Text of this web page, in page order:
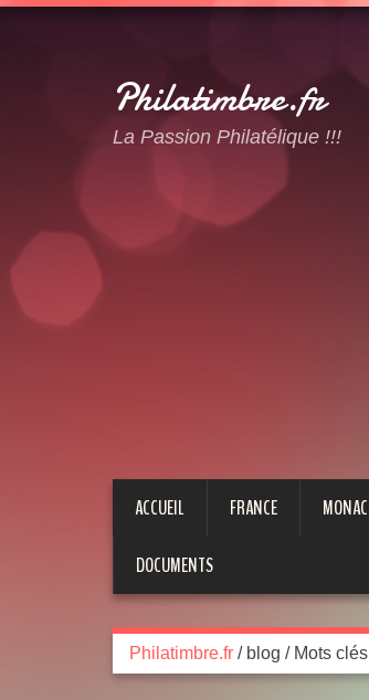
Philatimbre.fr
La Passion Philatélique !!!
ACCUEIL FRANCE
DOCUMENTS
Philatimbre.fr /blog / Mots clés